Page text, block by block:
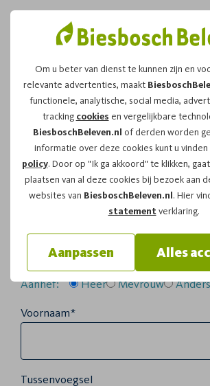
Om u beter van dienst te kunnen zijn en
relevante advertenties, maakt
functionele, analytische, social media,
tracking cookies en vergelijkbare
BiesboschBeleven.nl of derden worden
informatie over deze cookies kunt u vinden
policy. Door op "Ik ga akkoord" te klikken,
plaatsen van al deze cookies bij bezoek aan
websites van BiesboschBeleven.nl. Hier
statementverklaring.
Aanpassen Alles
Leuk dat u kiest
arrangement!
Om te reserveren voor de Zwerftocht
maandag 25-05-2026om 14:00
onderstaand formulier in te vullen.
Uw gegevens:
Aanhef: Heer Mevrouw Anders
Voornaam*
Tussenvoegsel